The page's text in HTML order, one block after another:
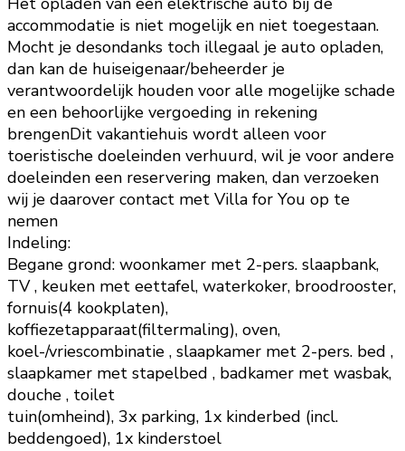
accommodatie is niet mogelijk en niet toegestaan.
Mocht je desondanks toch illegaal je auto opladen,
dan kan de huiseigenaar/beheerder je
verantwoordelijk houden voor alle mogelijke schade
en een behoorlijke vergoeding in rekening
brengenDit vakantiehuis wordt alleen voor
toeristische doeleinden verhuurd, wil je voor andere
doeleinden een reservering maken, dan verzoeken
wij je daarover contact met Villa for You op te
nemen
Indeling:
Begane grond: woonkamer met 2-pers. slaapbank,
TV , keuken met eettafel, waterkoker, broodrooster,
fornuis(4 kookplaten),
koffiezetapparaat(filtermaling), oven,
koel-/vriescombinatie , slaapkamer met 2-pers. bed ,
slaapkamer met stapelbed , badkamer met wasbak,
douche , toilet
tuin(omheind), 3x parking, 1x kinderbed (incl.
beddengoed), 1x kinderstoel